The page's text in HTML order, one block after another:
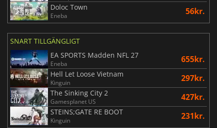
Doloc Town
Eneba 56kr.
SNART TILLGÄNGLIGT
EA SPORTS Madden NFL 27
Eneba 655kr.
Hell Let Loose Vietnam
Kinguin 297kr.
The Sinking City 2
Gamesplanet US 427kr.
STEINS;GATE RE BOOT
Kinguin 231kr.